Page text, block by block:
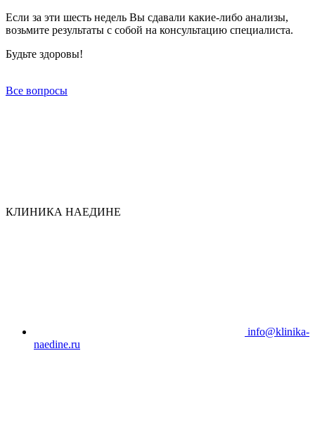
Если за эти шесть недель Вы сдавали какие-либо анализы,
возьмите результаты с собой на консультацию специалиста.
Будьте здоровы!
Все вопросы
КЛИНИКА НАЕДИНЕ
info@klinika-
naedine.ru